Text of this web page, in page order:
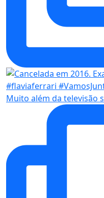
Muito além da televisão